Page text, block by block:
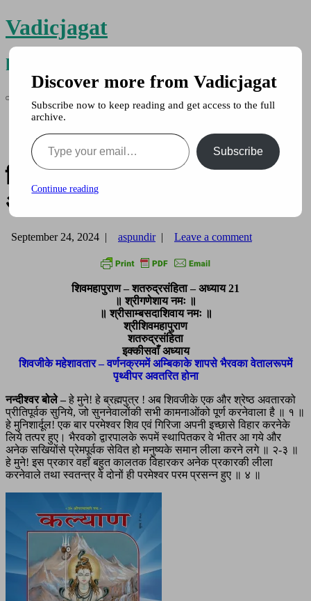
Vadicjagat
know more about…..
Primary
Menu
Skip
contentश्री गजेन्द्र मोक्ष
Disclaimer
शिवमहापुराण – शतरुद्रसंहिता –
अध्याय 21
September 24, 2024 | aspundir | Leave a comment
शिवमहापुराण – शतरुद्रसंहिता – अध्याय 21
॥ श्रीगणेशाय नमः ॥
॥ श्रीसाम्बसदाशिवाय नमः ॥
श्रीशिवमहापुराण
शतरुद्रसंहिता
इक्कीसवाँ अध्याय
शिवजीके महेशावतार – वर्णनक्रममें अम्बिकाके शापसे भैरवका वेतालरूपमें
पृथ्वीपर अवतरित होना
नन्दीश्वर बोले – हे मुने! हे ब्रह्मपुत्र ! अब शिवजीके एक और श्रेष्ठ अवतारको
प्रीतिपूर्वक सुनिये, जो सुननेवालोंकी सभी कामनाओंको पूर्ण करनेवाला है ॥ १ ॥
हे मुनिशार्दूल! एक बार परमेश्वर शिव एवं गिरिजा अपनी इच्छासे विहार करनेके
लिये तत्पर हुए। भैरवको द्वारपालके रूपमें स्थापितकर वे भीतर आ गये और
अनेक सखियोंसे प्रेमपूर्वक सेवित हो मनुष्यके समान लीला करने लगे ॥ २-३ ॥
हे मुने! इस प्रकार वहाँ बहुत कालतक विहारकर अनेक प्रकारकी लीला
करनेवाले तथा स्वतन्त्र वे दोनों ही परमेश्वर परम प्रसन्न हुए ॥ ४ ॥
Discover more from Vadicjagat
Subscribe now to keep reading and get access to the full
archive.
Type your email…
Subscribe
Continue reading